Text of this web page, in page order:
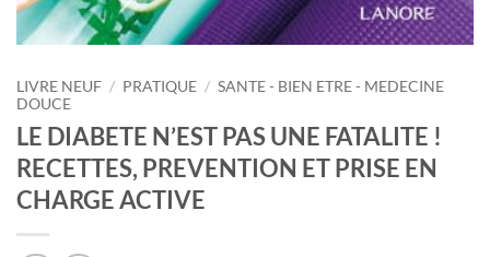
LIVRE NEUF / PRATIQUE / SANTE - BIEN ETRE - MEDECINE
DOUCE
LE DIABETE N’EST PAS UNE FATALITE !
RECETTES, PREVENTION ET PRISE EN
CHARGE ACTIVE